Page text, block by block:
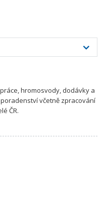
hromosvody, dodávky a
včetně zpracování
ČR.